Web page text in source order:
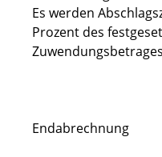
Es werden
Prozent des
Endabrechnung